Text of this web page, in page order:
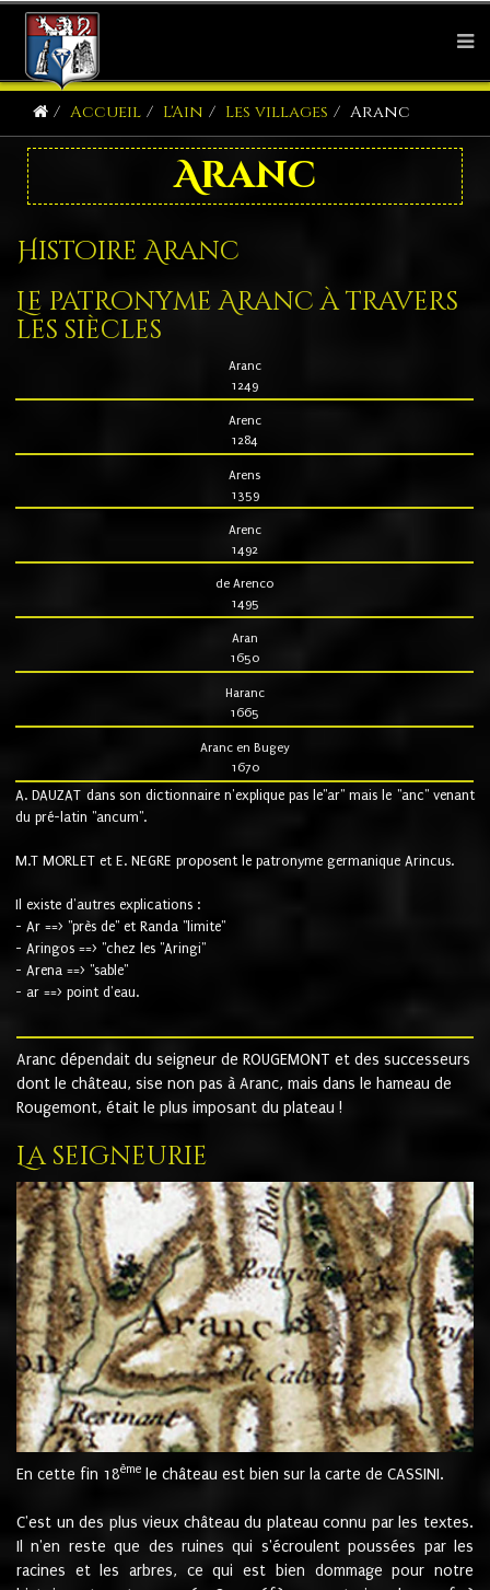
Accueil L'Ain Les villages Aranc
Aranc
Histoire Aranc
Le patronyme Aranc à travers
les siècles
Aranc
1249
Arenc
1284
Arens
1359
Arenc
1492
de Arenco
1495
Aran
1650
Haranc
1665
Aranc en Bugey
1670
A. DAUZAT dans son dictionnaire n'explique pas le"ar" mais le "anc" venant
du pré-latin "ancum".
M.T MORLET et E. NEGRE proposent le patronyme germanique Arincus.
Il existe d'autres explications :
- Ar ==> "près de" et Randa "limite"
- Aringos ==> "chez les "Aringi"
- Arena ==> "sable"
- ar ==> point d'eau.
Aranc dépendait du seigneur de ROUGEMONT et des successeurs
dont le château, sise non pas à Aranc, mais dans le hameau de
Rougemont, était le plus imposant du plateau !
La seigneurie
En cette fin 18ème le château est bien sur la carte de CASSINI.
C'est un des plus vieux château du plateau connu par les textes.
Il n'en reste que des ruines qui s'écroulent poussées par les
racines et les arbres, ce qui est bien dommage pour notre